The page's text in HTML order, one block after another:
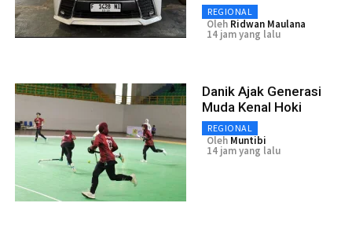
REGIONAL
Oleh Ridwan Maulana
14 jam yang lalu
Danik Ajak Generasi
Muda Kenal Hoki
REGIONAL
Oleh Muntibi
14 jam yang lalu